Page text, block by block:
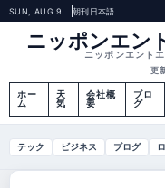
SUN, AUG 9 朝刊日本語
ニッポンエン
ニッポンエント
更
ホー
ム
天
気
会社概
要
ブロ
グ
テック ビジネス ブログ